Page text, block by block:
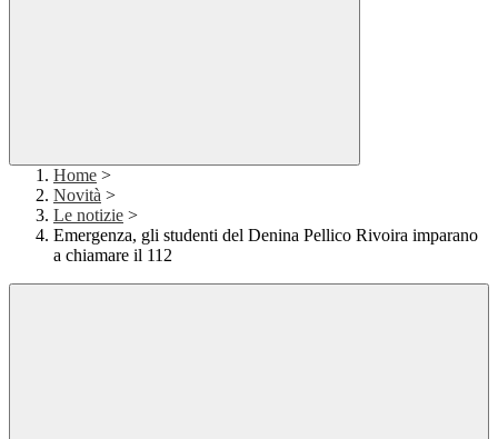
Home >
Novità >
Le notizie >
Emergenza, gli studenti del Denina Pellico Rivoira imparano
a chiamare il 112